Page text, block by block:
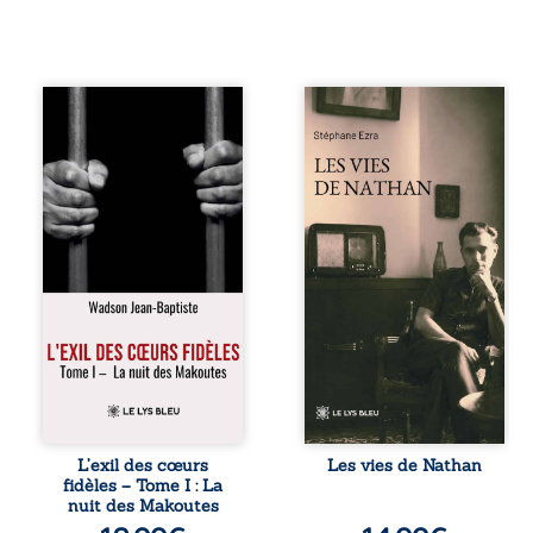
« Une nuit suffit
parfois pour briser
une famille… mais
certaines fidélités
traversent les
années. » Haïti,
sous la dictature
des Duvalier. La
peur s’étend
jusque dans les
villages les plus
reculés. À Bainet,
Jean-Joël Joli
mène une
avec sa famille.
respecté, il refuse
pourtant de
fermer les yeux
sur l’injustice.
L’exil des cœurs
fidèles – Tome I : La
nuit des Makoutes
Les vies de
Nathan est un
né en trois jours,
au printemps
2026. Pour la
première fois,
Stéphane Ezra,
médium, a pu
communiquer
avec son père,
disparu depuis
plus de vingt ans
et qu’il n’a jamais
connu. De ce
dialogue par-delà
la mort naissent
des poèmes qui
retracent une vie
Les vies de Nathan